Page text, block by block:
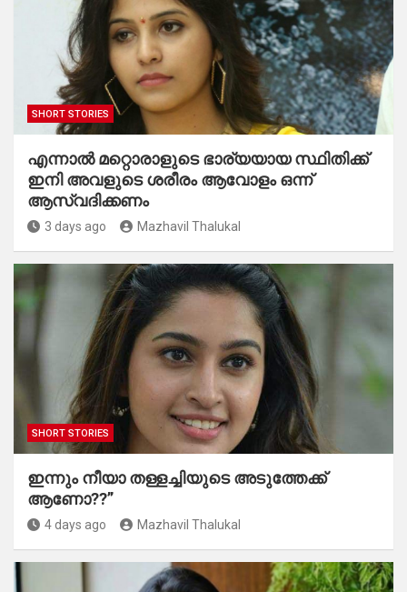
SHORT STORIES
എന്നാൽ മറ്റൊരാളുടെ ഭാര്യയായ സ്ഥിതിക്ക്
ഇനി അവളുടെ ശരീരം ആവോളം ഒന്ന്
ആസ്വദിക്കണം
3 days ago Mazhavil Thalukal
SHORT STORIES
ഇന്നും നീയാ തള്ളച്ചിയുടെ അടുത്തേക്ക്
ആണോ??”
4 days ago Mazhavil Thalukal